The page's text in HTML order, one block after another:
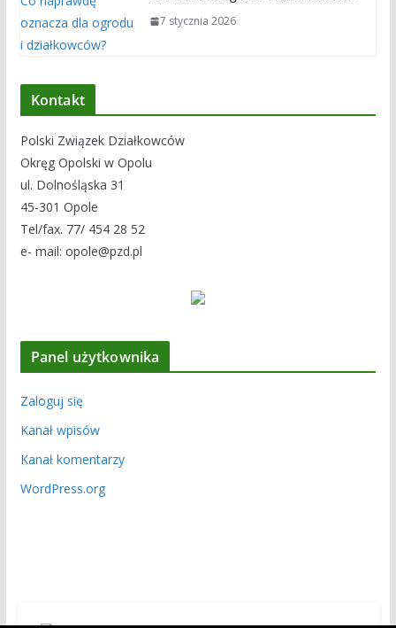
7 stycznia 2026
Kontakt
Polski Związek Działkowców
Okręg Opolski w Opolu
ul. Dolnośląska 31
45-301 Opole
Tel/fax. 77/ 454 28 52
e- mail: opole@pzd.pl
Panel użytkownika
Zaloguj się
Kanał wpisów
Kanał komentarzy
WordPress.org